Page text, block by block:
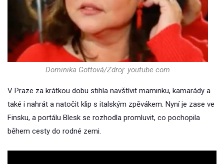
Dominika Gottová/Zdroj: youtube.com
V Praze za krátkou dobu stihla navštívit maminku, kamarády a
také i nahrát a natočit klip s italským zpěvákem. Nyní je zase ve
Finsku, a portálu Blesk se rozhodla promluvit, co pochopila
během cesty do rodné zemi.